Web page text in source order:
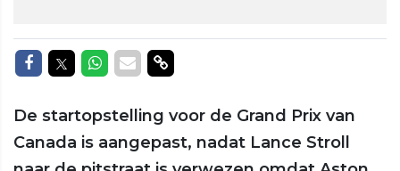
Delen op Facebook
Delen op Twitter
Delen op Whatsapp
Delen via Mail
Delen via link
De startopstelling voor de Grand Prix van
Canada is aangepast, nadat Lance Stroll